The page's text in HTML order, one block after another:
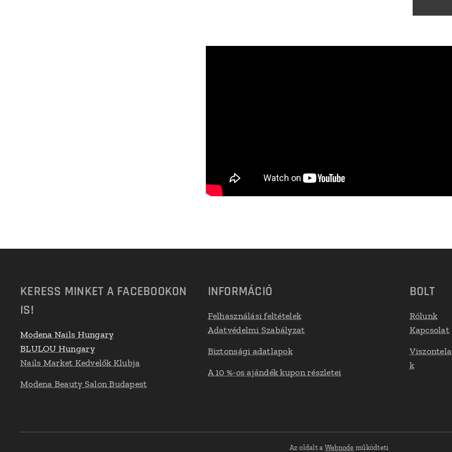
KERESS MINKET A FACEBOOKON
IS!
Modena Nails Hungary
BLULOU Hungary
Nails Market Kedvelők Klubja
Modena Beauty Salon Budapest
INFORMÁCIÓ
Felhasználási feltételek
Adatvédelmi Szabályzat
Biztonsági adatlapok
A 10 %-os ajándék kupon részletei
BOLT
Rólunk
Kapcsolat
k
Az oldalt a Webnode működteti